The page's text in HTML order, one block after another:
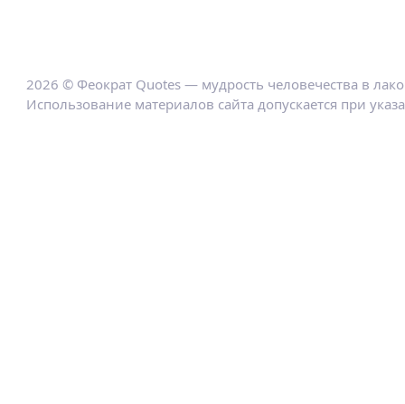
2026 © Феократ Quotes — мудрость человечества в
Использование материалов сайта допускается при